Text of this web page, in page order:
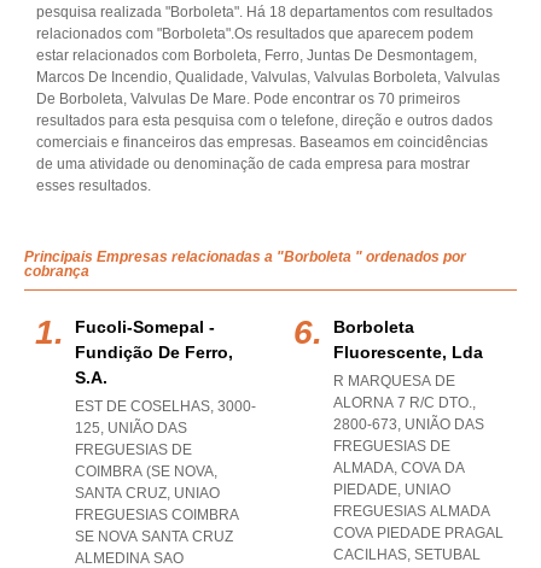
pesquisa realizada "Borboleta". Há 18 departamentos com resultados
relacionados com "Borboleta".Os resultados que aparecem podem
estar relacionados com Borboleta, Ferro, Juntas De Desmontagem,
Marcos De Incendio, Qualidade, Valvulas, Valvulas Borboleta, Valvulas
De Borboleta, Valvulas De Mare. Pode encontrar os 70 primeiros
resultados para esta pesquisa com o telefone, direção e outros dados
comerciais e financeiros das empresas. Baseamos em coincidências
de uma atividade ou denominação de cada empresa para mostrar
esses resultados.
Principais Empresas relacionadas a "Borboleta " ordenados por
cobrança
Fucoli-Somepal -
Fundição De Ferro,
S.a.
EST DE COSELHAS, 3000-
125, UNIÃO DAS
FREGUESIAS DE
COIMBRA (SE NOVA,
SANTA CRUZ, UNIAO
FREGUESIAS COIMBRA
SE NOVA SANTA CRUZ
ALMEDINA SAO
Borboleta
Fluorescente, Lda
R MARQUESA DE
ALORNA 7 R/C DTO.,
2800-673, UNIÃO DAS
FREGUESIAS DE
ALMADA, COVA DA
PIEDADE, UNIAO
FREGUESIAS ALMADA
COVA PIEDADE PRAGAL
CACILHAS, SETUBAL